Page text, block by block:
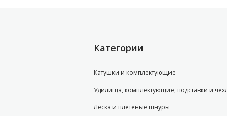
Категории
Катушки и комплектующие
Удилища, комплектующие, подставки и
Леска и плетеные шнуры